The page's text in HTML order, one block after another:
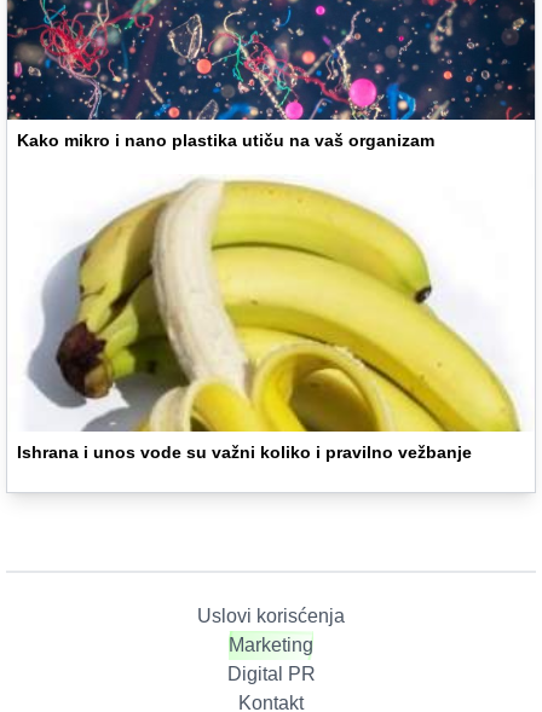
Kako mikro i nano plastika utiču na vaš organizam
Ishrana i unos vode su važni koliko i pravilno vežbanje
Uslovi korisćenja
Marketing
Digital PR
Kontakt